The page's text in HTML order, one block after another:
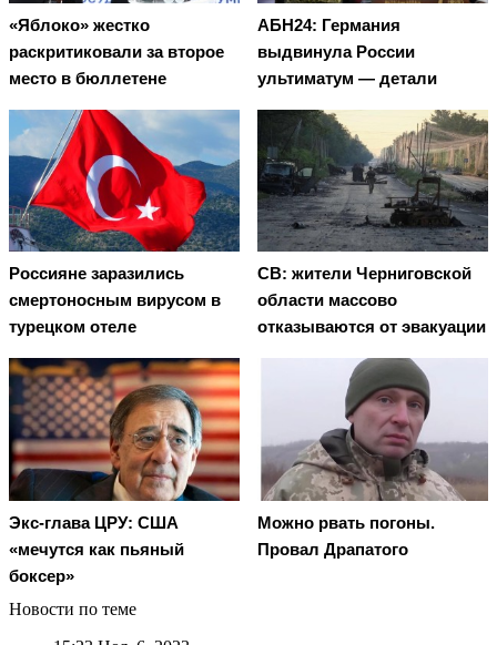
«Яблоко» жестко
раскритиковали за второе
место в бюллетене
АБН24: Германия
выдвинула России
ультиматум — детали
Россияне заразились
смертоносным вирусом в
турецком отеле
СВ: жители Черниговской
области массово
отказываются от эвакуации
Экс-глава ЦРУ: США
«мечутся как пьяный
боксер»
Можно рвать погоны.
Провал Драпатого
Новости по теме